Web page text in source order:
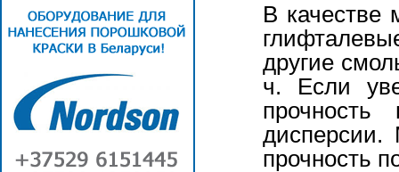
В качестве
другие
ч. Если
прочность
дисперсии.
прочность